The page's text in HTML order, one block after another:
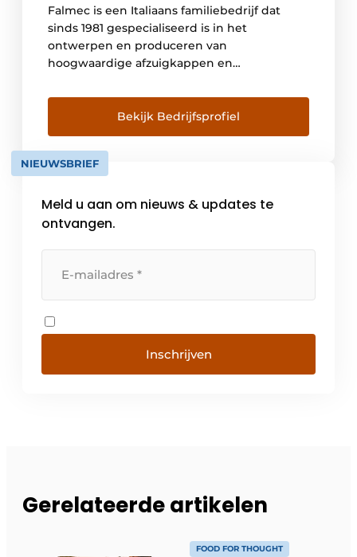
Falmec is een Italiaans familiebedrijf dat
sinds 1981 gespecialiseerd is in het
ontwerpen en produceren van
hoogwaardige afzuigkappen en
de keuken. Vanuit het hoofdkantoor en de
productiefaciliteit in Vittorio Veneto, in het
noordoosten van Italië, combineert Falmec
vakmanschap met technologische innovatie
en esthetisch design. Alle producten
Bekijk Bedrijfsprofiel
NIEUWSBRIEF
Meld u aan om nieuws & updates te
ontvangen.
Inschrijven
Gerelateerde artikelen
FOOD FOR THOUGHT